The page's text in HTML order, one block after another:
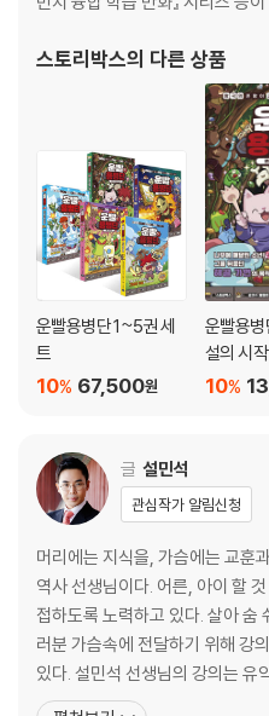
스토리박스의 다른 상품
운빨용병단 1~5권 세
트
67,500원
10%
운빨용병
설의 시작
10%
글 설민석
관심작가 알림신청
머리에는 지식을, 가슴에는 교훈
역사 선생님이다. 어른, 아이 할
접하도록 노력하고 있다. 살아 숨
러분 가슴속에 전달하기 위해 강
있다. 설민석 선생님의 강의는 유
다. 사람들이 원하는 메시지, 대중